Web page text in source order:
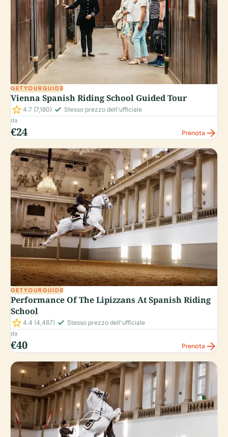
GETYOURGUIDE
Vienna Spanish Riding School Guided Tour
star4.7 (7,180) check_small Stesso prezzo dell'ufficiale
da
€24 Prenota arrow_forward
GETYOURGUIDE
Performance Of The Lipizzans At Spanish Riding
School
star4.4 (4,487) check_small Stesso prezzo dell'ufficiale
da
€40 Prenota arrow_forward